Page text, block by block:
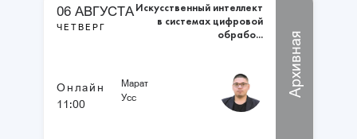
06 АВГУСТА
ЧЕТВЕРГ
Искусственный интеллект
в системах цифровой
обрабо...
Онлайн
11:00
Марат
Усс
Архивная